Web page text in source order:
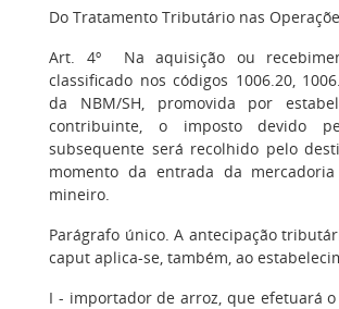
Do Tratamento Tributário nas
Art. 4º Na aquisição ou
classificado nos códigos 1006.20,
da NBM/SH, promovida por
contribuinte, o imposto devido
subsequente será recolhido pelo
momento da entrada da
mineiro.
Parágrafo único. A antecipação
caput aplica-se, também, ao
I - importador de arroz, que efetuará